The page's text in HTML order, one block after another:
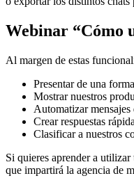
Webinar “Cómo
Al margen de estas
Presentar de una
Mostrar nuestros
Automatizar mensajes
Crear respuestas
Clasificar a nuestros
Si quieres aprender a
que impartirá la agencia de